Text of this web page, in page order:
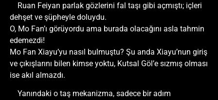
Ruan Feiyan parlak gözlerini fal taşı gibi açmıştı; içleri
dehşet ve şüpheyle doluydu.
O, Mo Fan’ı görüyordu ama burada olacağını asla tahmin
edemezdi!
Mo Fan Xiayu’yu nasıl bulmuştu? Şu anda Xiayu’nun giriş
ve çıkışlarını bilen kimse yoktu, Kutsal Göl’e sızmış olması
ise akıl almazdı.
Yanındaki o taş mekanizma, sadece bir adım